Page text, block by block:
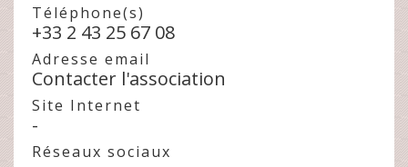
Téléphone(s)
+33 2 43 25 67 08
Adresse email
Contacter l'association
Site Internet
-
Réseaux sociaux